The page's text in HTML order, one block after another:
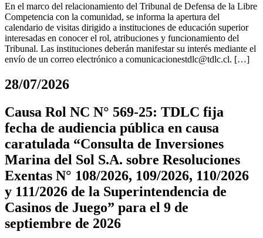
En el marco del relacionamiento del Tribunal de Defensa de la Libre
Competencia con la comunidad, se informa la apertura del
calendario de visitas dirigido a instituciones de educación superior
interesadas en conocer el rol, atribuciones y funcionamiento del
Tribunal. Las instituciones deberán manifestar su interés mediante el
envío de un correo electrónico a comunicacionestdlc@tdlc.cl. […]
28/07/2026
Causa Rol NC N° 569-25: TDLC fija
fecha de audiencia pública en causa
caratulada “Consulta de Inversiones
Marina del Sol S.A. sobre Resoluciones
Exentas N° 108/2026, 109/2026, 110/2026
y 111/2026 de la Superintendencia de
Casinos de Juego” para el 9 de
septiembre de 2026